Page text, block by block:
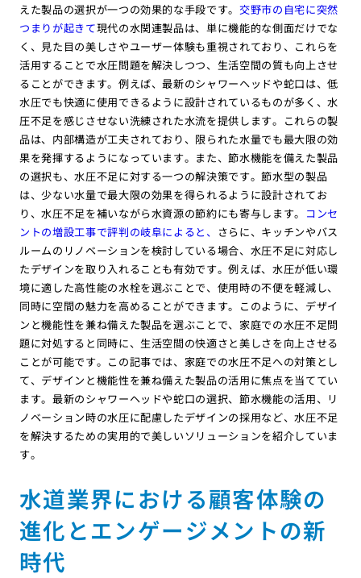
えた製品の選択が一つの効果的な手段です。交野市の自宅に突然
つまりが起きて現代の水関連製品は、単に機能的な側面だけでな
く、見た目の美しさやユーザー体験も重視されており、これらを
活用することで水圧問題を解決しつつ、生活空間の質も向上させ
ることができます。例えば、最新のシャワーヘッドや蛇口は、低
水圧でも快適に使用できるように設計されているものが多く、水
圧不足を感じさせない洗練された水流を提供します。これらの製
品は、内部構造が工夫されており、限られた水量でも最大限の効
果を発揮するようになっています。また、節水機能を備えた製品
の選択も、水圧不足に対する一つの解決策です。節水型の製品
は、少ない水量で最大限の効果を得られるように設計されてお
り、水圧不足を補いながら水資源の節約にも寄与します。 コンセ
ントの増設工事で評判の岐阜によると、 さらに、キッチンやバス
ルームのリノベーションを検討している場合、水圧不足に対応し
たデザインを取り入れることも有効です。例えば、水圧が低い環
境に適した高性能の水栓を選ぶことで、使用時の不便を軽減し、
同時に空間の魅力を高めることができます。このように、デザイ
ンと機能性を兼ね備えた製品を選ぶことで、家庭での水圧不足問
題に対処すると同時に、生活空間の快適さと美しさを向上させる
ことが可能です。この記事では、家庭での水圧不足への対策とし
て、デザインと機能性を兼ね備えた製品の活用に焦点を当ててい
ます。最新のシャワーヘッドや蛇口の選択、節水機能の活用、リ
ノベーション時の水圧に配慮したデザインの採用など、水圧不足
を解決するための実用的で美しいソリューションを紹介していま
す。
水道業界における顧客体験の
進化とエンゲージメントの新
時代